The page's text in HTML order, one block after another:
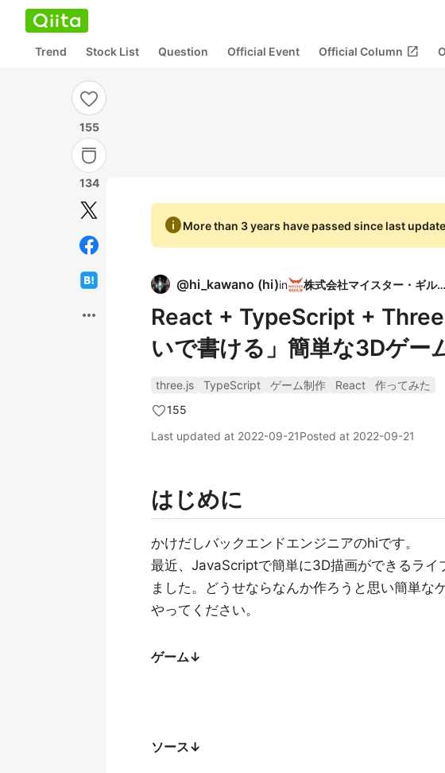
Trend Stock List Question Official Event Official Column open_in_new
155
134
more_horiz
infoMore than 3 years have passed since last
@hi_kawano (hi)in 株式会社マイスター・ギルド
React + TypeScript +
いで書ける」簡単な3Dゲー
three.js TypeScript ゲーム制作 React
作ってみた
155
Last updated at 2022-09-21Posted at 2022-09-21
はじめに
かけだしバックエンドエンジニアのhiです。
最近、JavaScriptで簡単に3D描画ができるラ
ました。どうせならなんか作ろうと思い簡単な
やってください。
ゲーム↓
ソース↓